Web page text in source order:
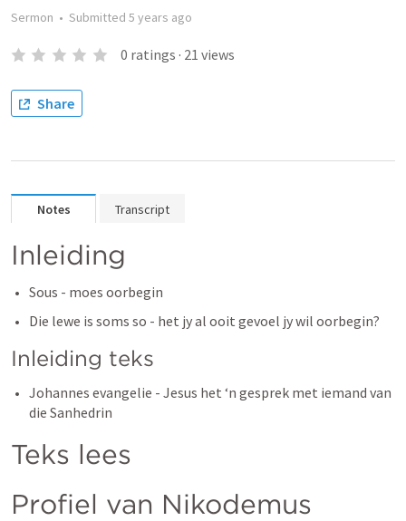
Sermon • Submitted 5 years ago
0 ratings · 21 views
Share
Notes Transcript
Inleiding
Sous - moes oorbegin
Die lewe is soms so - het jy al ooit gevoel jy wil oorbegin?
Inleiding teks
Johannes evangelie - Jesus het ‘n gesprek met iemand van
die Sanhedrin
Teks lees
Profiel van Nikodemus